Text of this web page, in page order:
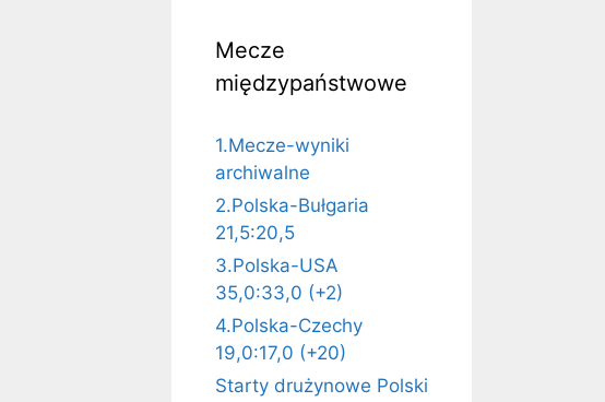
Mecze
międzypaństwowe
1.Mecze-wyniki
archiwalne
2.Polska-Bułgaria
21,5:20,5
3.Polska-USA
35,0:33,0 (+2)
4.Polska-Czechy
19,0:17,0 (+20)
Starty drużynowe Polski